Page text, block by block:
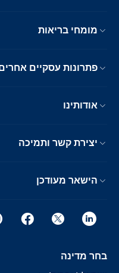
מומחי בריאות
פתרונות עסקיים אחרים
אודותינו
יצירת קשר ותמיכה
הישאר מעודכן
בחר מדינה